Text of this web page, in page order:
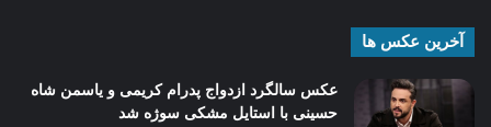
آخرین عکس ها
عکس سالگرد ازدواج پدرام کریمی و یاسمن شاه‌
حسینی با استایل مشکی سوژه شد